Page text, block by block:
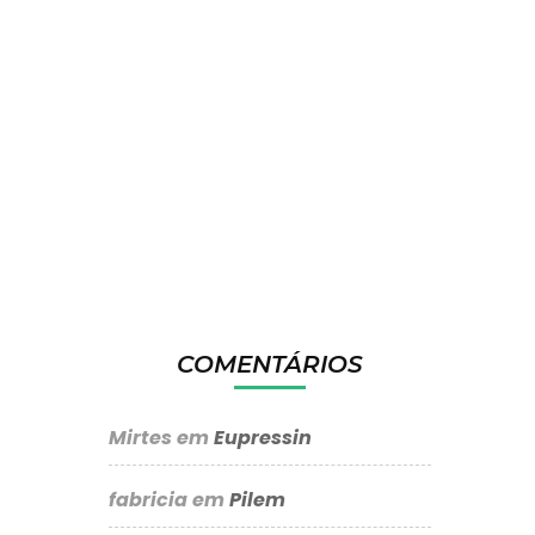
COMENTÁRIOS
Mirtes em Eupressin
fabriciaem Pilem